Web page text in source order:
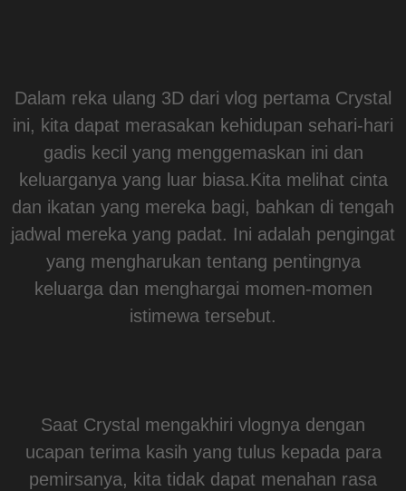
Dalam reka ulang 3D dari vlog pertama Crystal
ini, kita dapat merasakan kehidupan sehari-hari
gadis kecil yang menggemaskan ini dan
keluarganya yang luar biasa.Kita melihat cinta
dan ikatan yang mereka bagi, bahkan di tengah
jadwal mereka yang padat. Ini adalah pengingat
yang mengharukan tentang pentingnya
keluarga dan menghargai momen-momen
istimewa tersebut.
Saat Crystal mengakhiri vlognya dengan
ucapan terima kasih yang tulus kepada para
pemirsanya, kita tidak dapat menahan rasa